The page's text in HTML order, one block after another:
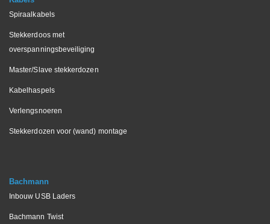
Spiraalkabels
Stekkerdoos met
overspanningsbeveiliging
Master/Slave stekkerdozen
Kabelhaspels
Verlengsnoeren
Stekkerdozen voor (wand) montage
Bachmann
Inbouw USB Laders
Bachmann Twist